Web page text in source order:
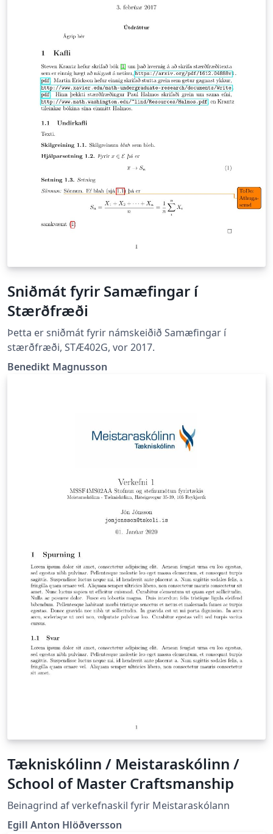
Sniðmát fyrir Samæfingar í
Stærðfræði
Þetta er sniðmát fyrir námskeiðið Samæfingar í
stærðfræði, STÆ402G, vor 2017.
Benedikt Magnusson
Tækniskólinn / Meistaraskólinn /
School of Master Craftsmanship
Beinagrind af verkefnaskil fyrir Meistaraskólann
Egill Anton Hlöðversson